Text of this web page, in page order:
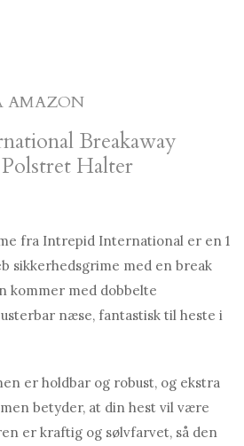
AMAZON
Breakaway
Halter
fra Intrepid International er en 1
sikkerhedsgrime med en break
kommer med dobbelte
næse, fantastisk til heste i
er holdbar og robust, og ekstra
betyder, at din hest vil være
er kraftig og sølvfarvet, så den